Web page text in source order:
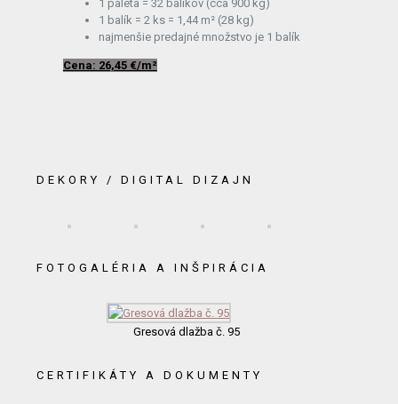
1 paleta = 32 balikov (cca 900 kg)
1 balík = 2 ks = 1,44 m² (28 kg)
najmenšie predajné množstvo je 1 balík
Cena: 26,45 €/m²
DEKORY / DIGITAL DIZAJN
FOTOGALÉRIA A INŠPIRÁCIA
Gresová dlažba č. 95
CERTIFIKÁTY A DOKUMENTY